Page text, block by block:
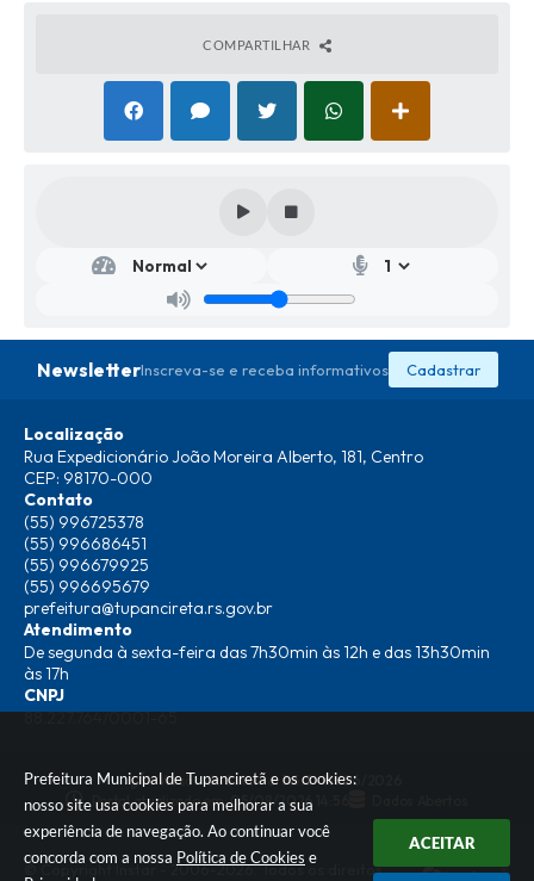
Prefeitura Municipal de Tupanciretã e os cookies:
nosso site usa cookies para melhorar a sua
experiência de navegação. Ao continuar você
concorda com a nossa Política de Cookies e
ACEITAR
COMPARTILHAR
NewsletterInscreva-se e receba informativos Cadastrar
Localização
Rua Expedicionário João Moreira Alberto, 181, Centro
CEP: 98170-000
Contato
(55) 996725378
(55) 996686451
(55) 996679925
(55) 996695679
prefeitura@tupancireta.rs.gov.br
Atendimento
De segunda à sexta-feira das 7h30min às 12h e das 13h30min
às 17h
CNPJ
88.227.764/0001-65
Versão do Sistema: 3.5.3 - 19/06/2026
Portal atualizado em:05/08/2026 14:56
© Copyright Instar - 2006-2026. Todos os direitos